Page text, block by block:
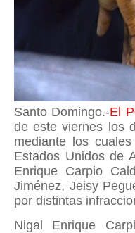
Santo Domingo.-El
de este viernes los
mediante los
Estados Unidos de
Enrique Carpio
Jiménez, Jeisy
por distintas
Nigal Enrique